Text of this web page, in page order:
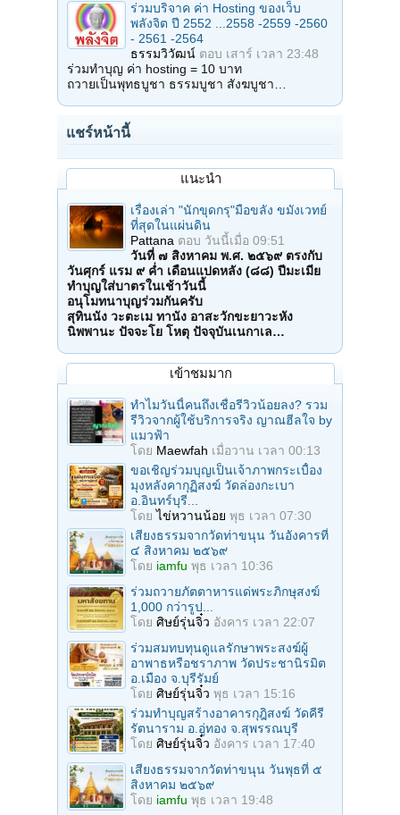
ร่วมบริจาค ค่า Hosting ของเว็บ
พลังจิต ปี 2552 ...2558 -2559 -2560
- 2561 -2564
ธรรมวิวัฒน์ ตอบ เสาร์ เวลา 23:48
ร่วมทำบุญ ค่า hosting = 10 บาท
ถวายเป็นพุทธบูชา ธรรมบูชา สังฆบูชา…
แชร์หน้านี้
แนะนำ
เรื่องเล่า "นักขุดกรุ"มือขลัง ขมังเวทย์
ที่สุดในแผ่นดิน
Pattana ตอบ วันนี้เมื่อ 09:51
วันที่ ๗ สิงหาคม พ.ศ. ๒๕๖๙ ตรงกับ
วันศุกร์ แรม ๙ ค่ำ เดือนแปดหลัง (๘๘) ปีมะเมีย
ทำบุญใส่บาตรในเช้าวันนี้
อนุโมทนาบุญร่วมกันครับ
สุทินนัง วะตะเม ทานัง อาสะวักขะยาวะหัง
นิพพานะ ปัจจะโย โหตุ ปัจจุบันเนกาเล…
เข้าชมมาก
ทำไมวันนี้คนถึงเชื่อรีวิวน้อยลง? รวม
รีวิวจากผู้ใช้บริการจริง ญาณฮีลใจ by
แมวฟ้า
โดย Maewfah เมื่อวาน เวลา 00:13
ขอเชิญร่วมบุญเป็นเจ้าภาพกระเบื้อง
มุงหลังคากุฏิสงฆ์ วัดล่องกะเบา
อ.อินทร์บุรี...
โดยไข่หวานน้อย พุธ เวลา 07:30
เสียงธรรมจากวัดท่าขนุน วันอังคารที่
๔ สิงหาคม ๒๕๖๙
โดย iamfu พุธ เวลา 10:36
ร่วมถวายภัตตาหารแด่พระภิกษุสงฆ์
1,000 กว่ารูป...
โดย ศิษย์รุ่นจิ๋ว อังคาร เวลา 22:07
ร่วมสมทบทุนดูแลรักษาพระสงฆ์ผู้
อาพาธหรือชราภาพ วัดประชานิรมิต
อ.เมือง จ.บุรีรัมย์
โดย ศิษย์รุ่นจิ๋ว พุธ เวลา 15:16
ร่วมทำบุญสร้างอาคารกุฎิสงฆ์ วัดคีรี
รัตนาราม อ.อู่ทอง จ.สุพรรณบุรี
โดย ศิษย์รุ่นจิ๋ว อังคาร เวลา 17:40
เสียงธรรมจากวัดท่าขนุน วันพุธที่ ๕
สิงหาคม ๒๕๖๙
โดย iamfu พุธ เวลา 19:48